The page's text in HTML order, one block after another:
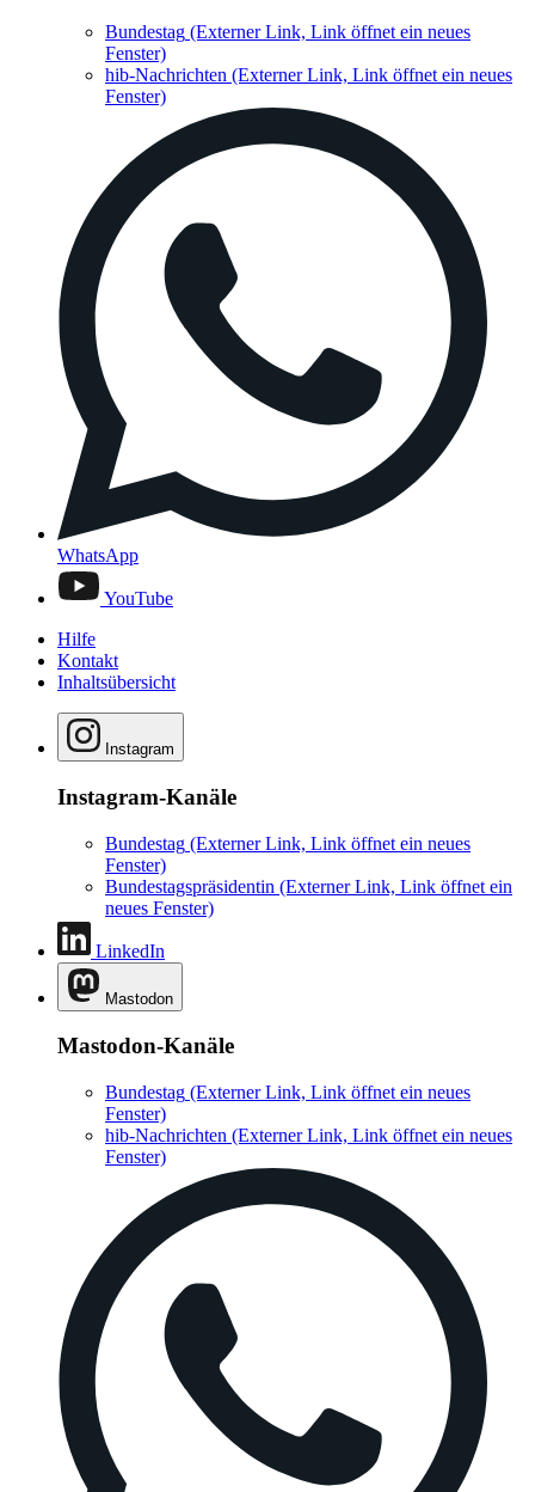
Bundestag (Externer Link, Link öffnet ein neues
Fenster)
hib-Nachrichten (Externer Link, Link öffnet ein neues
Fenster)
WhatsApp
YouTube
Hilfe
Kontakt
Inhaltsübersicht
Instagram
Instagram-Kanäle
Bundestag (Externer Link, Link öffnet ein neues
Fenster)
Bundestagspräsidentin (Externer Link, Link öffnet ein
neues Fenster)
LinkedIn
Mastodon
Mastodon-Kanäle
Bundestag (Externer Link, Link öffnet ein neues
Fenster)
hib-Nachrichten (Externer Link, Link öffnet ein neues
Fenster)